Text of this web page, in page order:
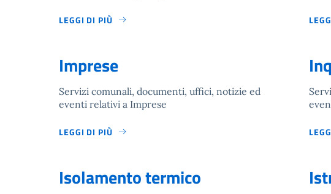
LEGGI DI PIÙ
Imprese
Servizi comunali, documenti, uffici, notizie ed
eventi relativi a Imprese
LEGGI DI PIÙ
Isolamento termico